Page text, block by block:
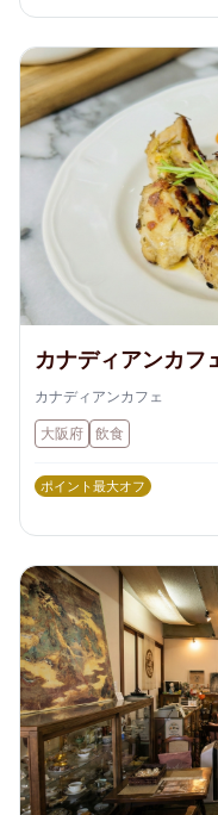
カナディアンカ
カナディアンカフェ
大阪府 飲食
ポイント最大オフ